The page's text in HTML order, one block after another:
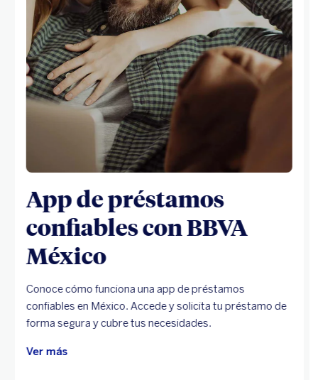
App de préstamos
confiables con BBVA
México
Conoce cómo funciona una app de préstamos
confiables en México. Accede y solicita tu préstamo de
forma segura y cubre tus necesidades.
Ver más